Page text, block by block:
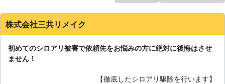
株式会社三共リメイク
初めてのシロアリ被害で依頼先をお悩みの方に絶対に後悔はさせ
ません！
【徹底したシロアリ駆除を行います】